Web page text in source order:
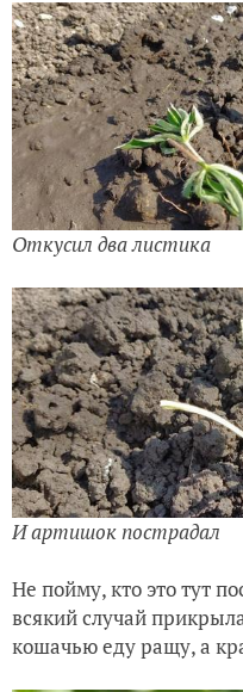
Откусил два листика
И артишок пострадал
Не пойму, кто это тут
всякий случай
кошачью еду ращу, а